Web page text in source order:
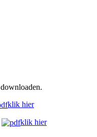
klik hier
klik hier